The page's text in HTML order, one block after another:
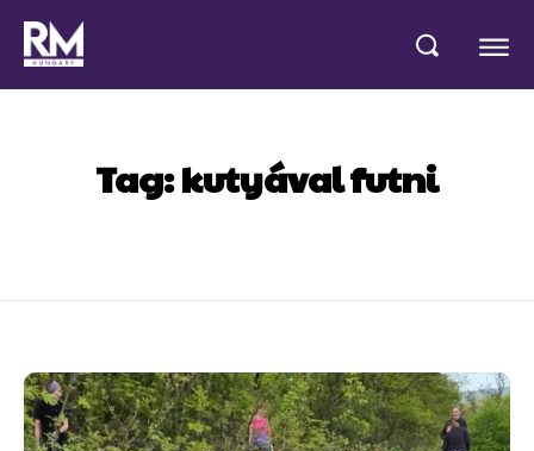
Tag:kutyával futni